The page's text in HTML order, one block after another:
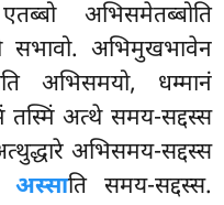
अभिसमेतब्बोति
सभावो. अभिमुखभावेन
अभिसमयो, धम्मानं
तस्मिं अत्थे समय-सद्दस्स
अभिसमय-सद्दस्स
अस्साति समय-सद्दस्स.